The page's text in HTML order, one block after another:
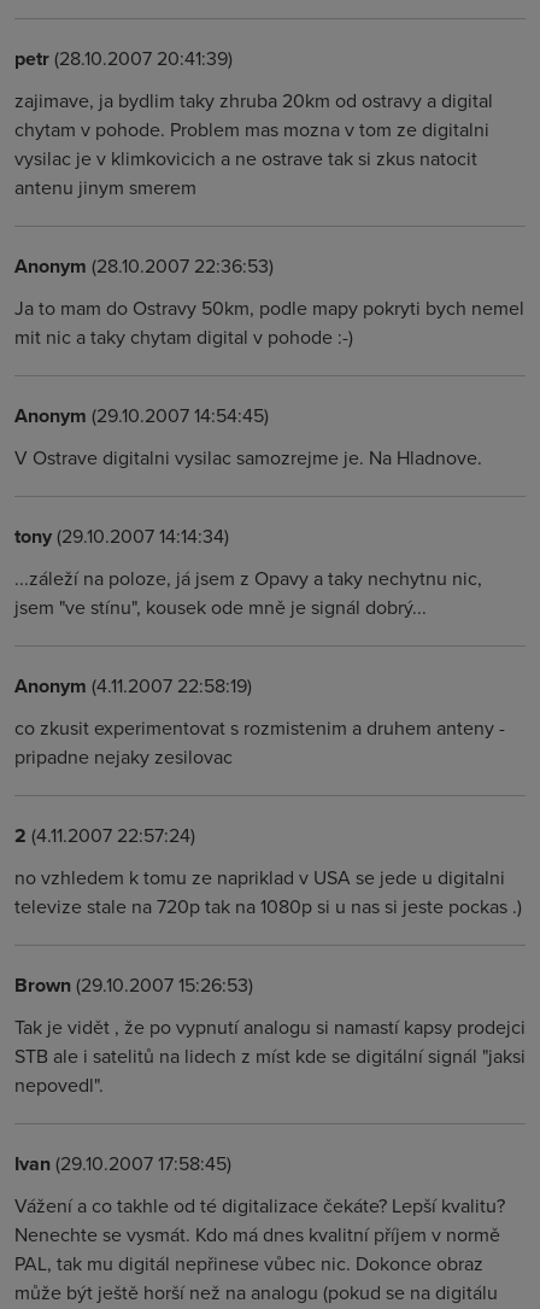
petr(28.10.2007 20:41:39)
zajimave, ja bydlim taky zhruba 20km od ostravy a digital
chytam v pohode. Problem mas mozna v tom ze digitalni
vysilac je v klimkovicich a ne ostrave tak si zkus natocit
antenu jinym smerem
Anonym (28.10.2007 22:36:53)
Ja to mam do Ostravy 50km, podle mapy pokryti bych nemel
mit nic a taky chytam digital v pohode :-)
Anonym (29.10.2007 14:54:45)
V Ostrave digitalni vysilac samozrejme je. Na Hladnove.
tony(29.10.2007 14:14:34)
...záleží na poloze, já jsem z Opavy a taky nechytnu nic,
jsem "ve stínu", kousek ode mně je signál dobrý...
Anonym (4.11.2007 22:58:19)
co zkusit experimentovat s rozmistenim a druhem anteny -
pripadne nejaky zesilovac
2 (4.11.2007 22:57:24)
no vzhledem k tomu ze napriklad v USA se jede u digitalni
televize stale na 720p tak na 1080p si u nas si jeste pockas .)
Brown(29.10.2007 15:26:53)
Tak je vidět , že po vypnutí analogu si namastí kapsy prodejci
STB ale i satelitů na lidech z míst kde se digitální signál "jaksi
nepovedl".
Ivan(29.10.2007 17:58:45)
Vážení a co takhle od té digitalizace čekáte? Lepší kvalitu?
Nenechte se vysmát. Kdo má dnes kvalitní příjem v normě
PAL, tak mu digitál nepřinese vůbec nic. Dokonce obraz
může být ještě horší než na analogu (pokud se na digitálu